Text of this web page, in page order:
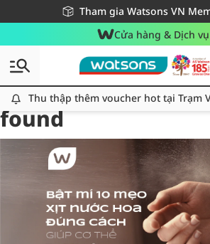
Tham gia Watsons VN
Miễn phí giao hàng cho đơn
Giao hàng nhanh 24h - Áp dụng khu
Cửa hàng & Dịch vụ
Thu thập thêm voucher hot tại Trạm Voucher
Thu thập thêm voucher hot tại Trạm
Tag:chamsoccothe
found